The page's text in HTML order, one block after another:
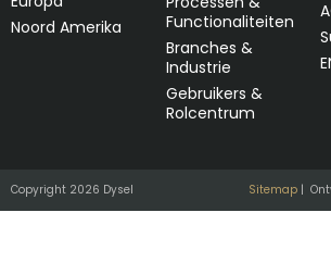
Noord Amerika
Functionaliteiten
Branches &
Industrie
Gebruikers &
Rolcentrum
Copyright 2026 Dysel Sitemap |